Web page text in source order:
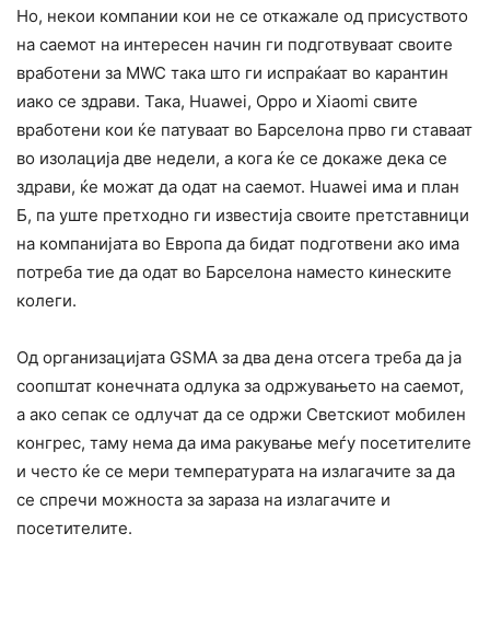
Но, некои компании кои не се откажале од присуството
на саемот на интересен начин ги подготвуваат своите
вработени за MWC така што ги испраќаат во карантин
иако се здрави. Така, Huawei, Oppo и Xiaomi свите
вработени кои ќе патуваат во Барселона прво ги ставаат
во изолација две недели, а кога ќе се докаже дека се
здрави, ќе можат да одат на саемот. Huawei има и план
Б, па уште претходно ги известија своите претставници
на компанијата во Европа да бидат подготвени ако има
потреба тие да одат во Барселона наместо кинеските
колеги.
Од организацијата GSMA за два дена отсега треба да ја
соопштат конечната одлука за одржувањето на саемот,
а ако сепак се одлучат да се одржи Светскиот мобилен
конгрес, таму нема да има ракување меѓу посетителите
и често ќе се мери температурата на излагачите за да
се спречи можноста за зараза на излагачите и
посетителите.